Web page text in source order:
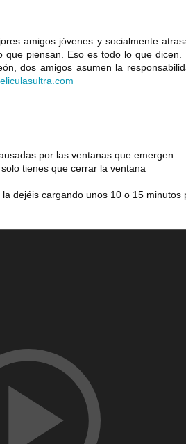
amigos jóvenes y socialmente
piensan. Eso es todo lo que
dos amigos asumen la
com
por las ventanas que emergen
tienes que cerrar la ventana
dejéis cargando unos 10 o 15